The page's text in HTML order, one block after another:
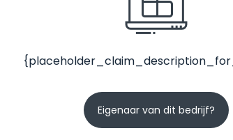
Eigenaar van dit bedrijf?